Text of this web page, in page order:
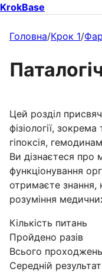
KrokBase
Головна/Крок 1/
Цей розділ
фізіології,
гіпоксія,
Ви дізнаєтеся про
функціонування
отримаєте знання,
розуміння
Кількість питань
Пройдено разів
Всього
Середній результат